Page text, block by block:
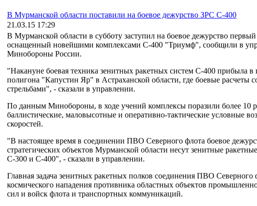
В Мурманской области поставили на боевое дежурство ЗРС С-400
21.03.15 17:29
В Мурманской области в субботу заступил на боевое дежурство
оснащенный новейшими комплексами С-400 "Триумф", сообщили в
Минобороны России.
"Накануне боевая техника зенитных ракетных систем С-400 прибыла
полигона "Капустин Яр" в Астраханской области, где боевые расчеты
стрельбами", - сказали в управлении.
По данным Минобороны, в ходе учений комплексы поразили более
баллистические, маловысотные и оперативно-тактические условные
скоростей.
"В настоящее время в соединении ПВО Северного флота боевое
стратегических объектов Мурманской области несут зенитные
С-300 и С-400", - сказали в управлении.
Главная задача зенитных ракетных полков соединения ПВО
космического нападения противника областных объектов
сил и войск флота и транспортных коммуникаций.